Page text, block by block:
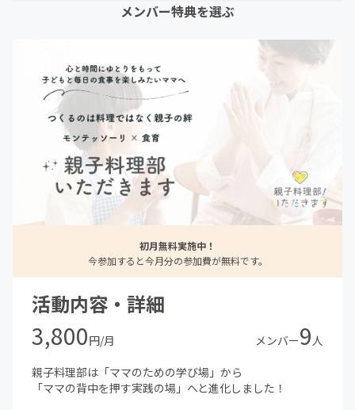
メンバー特典を選ぶ
初月無料実施中！
今参加すると今月分の参加費が無料です。
活動内容・詳細
3,800円/月 メンバー9 人
親子料理部は「ママのための学び場」から
「ママの背中を押す実践の場」へと進化しました！